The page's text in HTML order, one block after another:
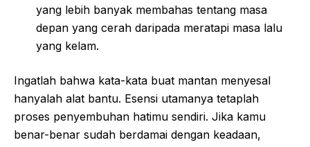
yang lebih banyak membahas tentang masa
depan yang cerah daripada meratapi masa lalu
yang kelam.
Ingatlah bahwa kata-kata buat mantan menyesal
hanyalah alat bantu. Esensi utamanya tetaplah
proses penyembuhan hatimu sendiri. Jika kamu
benar-benar sudah berdamai dengan keadaan,